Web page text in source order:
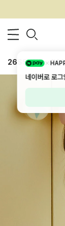
26SS 신상
네이버로 로그